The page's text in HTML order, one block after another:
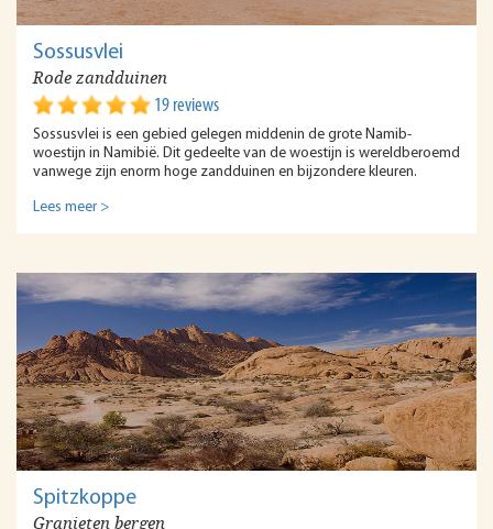
Sossusvlei
Rode zandduinen
19 reviews
Sossusvlei is een gebied gelegen middenin de grote Namib-
woestijn in Namibië. Dit gedeelte van de woestijn is wereldberoemd
vanwege zijn enorm hoge zandduinen en bijzondere kleuren.
Lees meer >
Spitzkoppe
Granieten bergen